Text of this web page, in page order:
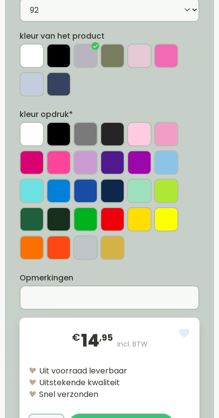
kleur van het product
kleur opdruk*
Opmerkingen
€14,95
Incl. BTW
Uit voorraad leverbaar
Uitstekende kwaliteit
Snel verzonden